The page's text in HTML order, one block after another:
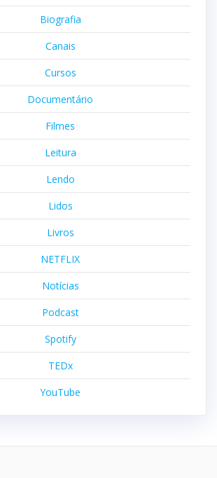
Biografia
Canais
Cursos
Documentário
Filmes
Leitura
Lendo
Lidos
Livros
NETFLIX
Notícias
Podcast
Spotify
TEDx
YouTube